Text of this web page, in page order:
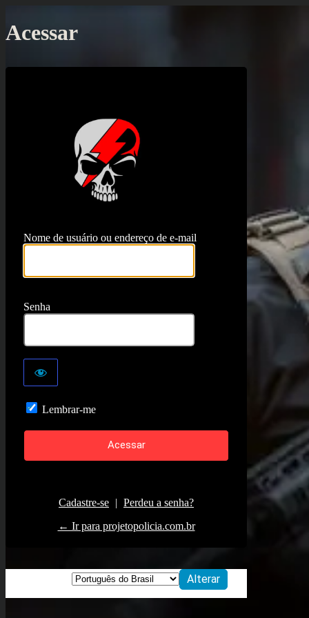
Acessar
Nome de usuário ou endereço de e-mail
Senha
Lembrar-me
Cadastre-se | Perdeu a senha?
← Ir para projetopolicia.com.br